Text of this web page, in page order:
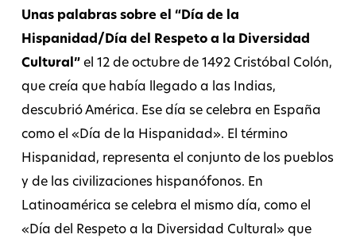
Unas palabras sobre el “Día de la
Hispanidad/Día del Respeto a la Diversidad
Cultural” el 12 de octubre de 1492 Cristóbal Colón,
que creía que había llegado a las Indias,
descubrió América. Ese día se celebra en España
como el «Día de la Hispanidad». El término
Hispanidad, representa el conjunto de los pueblos
y de las civilizaciones hispanófonos. En
Latinoamérica se celebra el mismo día, como el
«Día del Respeto a la Diversidad Cultural» que